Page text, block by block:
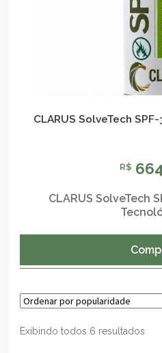
CLARUS SolveTech
R$
CLARUS SolveTech
Exibindo todos 6 resultados